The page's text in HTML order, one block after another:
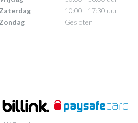
Zaterdag
10:00 - 17:30 uur
Zondag
Gesloten